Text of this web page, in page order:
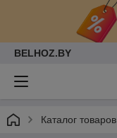
BELHOZ.BY
Каталог товаров